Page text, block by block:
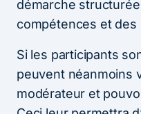
démarche
compétences et
Si les participants
peuvent néanmoins
modérateur et